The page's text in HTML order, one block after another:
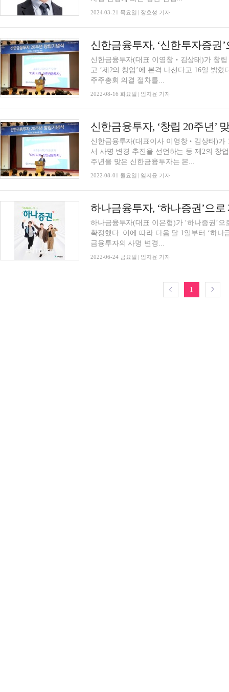
2024-03-21 목요일 | 장호성 기자
신한금융투자, ‘신한투자증권
신한금융투자(대표 이영창‧김상태)가 창립
고 ‘제2의 창업’에 본격 나선다고 16일 밝
주주총회 의결 절차를...
2022-08-16 화요일 | 임지윤 기자
신한금융투자, ‘창립 20주년’
신한금융투자(대표이사 이영창‧김상태)가
서 사명 변경 추진을 선언하는 등 제2의 창
주년을 맞은 신한금융투자는 본...
2022-08-01 월요일 | 임지윤 기자
하나금융투자, ‘하나증권’으
하나금융투자(대표 이은형)가 ‘하나증권’
확정했다. 이에 따라 다음 달 1일부터 ‘하
금융투자의 사명 변경...
2022-06-24 금요일 | 임지윤 기자
1